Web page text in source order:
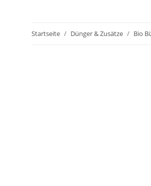
Startseite Dünger & Zusätze Bio